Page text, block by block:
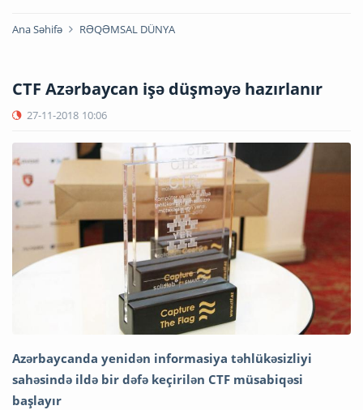
Ana Səhifə RƏQƏMSAL DÜNYA
CTF Azərbaycan işə düşməyə hazırlanır
27-11-2018 10:06
Azərbaycanda yenidən informasiya təhlükəsizliyi
sahəsində ildə bir dəfə keçirilən CTF müsabiqəsi
başlayır